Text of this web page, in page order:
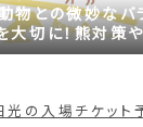
物との微妙なバ
大切に！熊対策
然が学べるスポ
光の入場チケッ